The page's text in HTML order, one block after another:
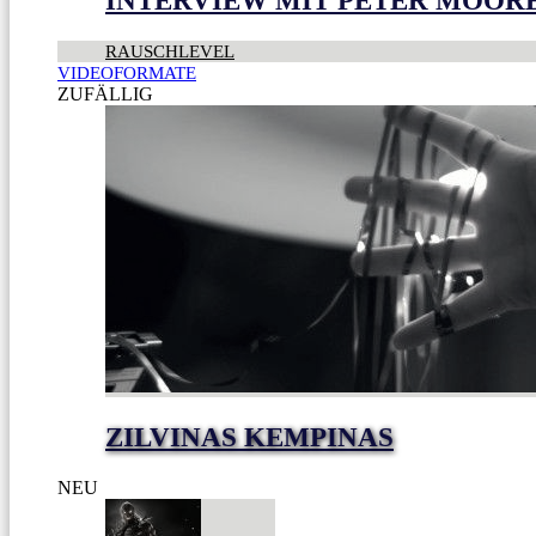
RAUSCHLEVEL
VIDEOFORMATE
ZUFÄLLIG
ZILVINAS KEMPINAS
NEU